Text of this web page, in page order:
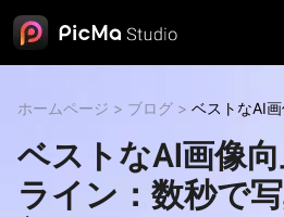
ホームページ > ブログ > ベストなAI
ベストなAI画像
ライン：数秒で